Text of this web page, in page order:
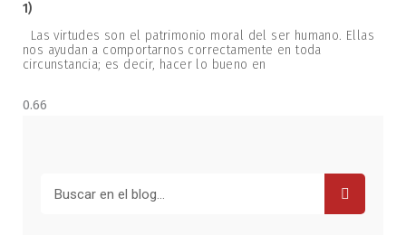
1)
Las virtudes son el patrimonio moral del ser humano. Ellas
nos ayudan a comportarnos correctamente en toda
circunstancia; es decir, hacer lo bueno en